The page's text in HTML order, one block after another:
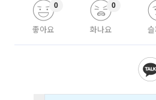
좋아요
0
화나요
0